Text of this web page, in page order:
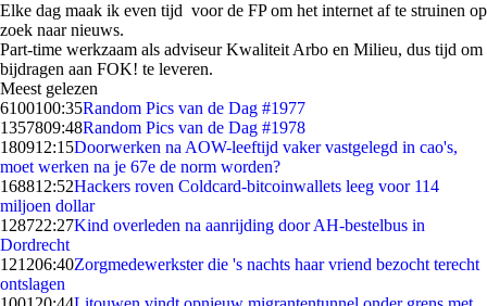
Elke dag maak ik even tijd voor de FP om het internet af te struinen op
zoek naar nieuws.
Part-time werkzaam als adviseur Kwaliteit Arbo en Milieu, dus tijd om
bijdragen aan FOK! te leveren.
Meest gelezen
6100100:35Random Pics van de Dag #1977
1357809:48Random Pics van de Dag #1978
180912:15Doorwerken na AOW-leeftijd vaker vastgelegd in cao's,
moet werken na je 67e de norm worden?
168812:52Hackers roven Coldcard-bitcoinwallets leeg voor 114
miljoen dollar
128722:27Kind overleden na aanrijding door AH-bestelbus in
Dordrecht
121206:40Zorgmedewerkster die 's nachts haar vriend bezocht terecht
ontslagen